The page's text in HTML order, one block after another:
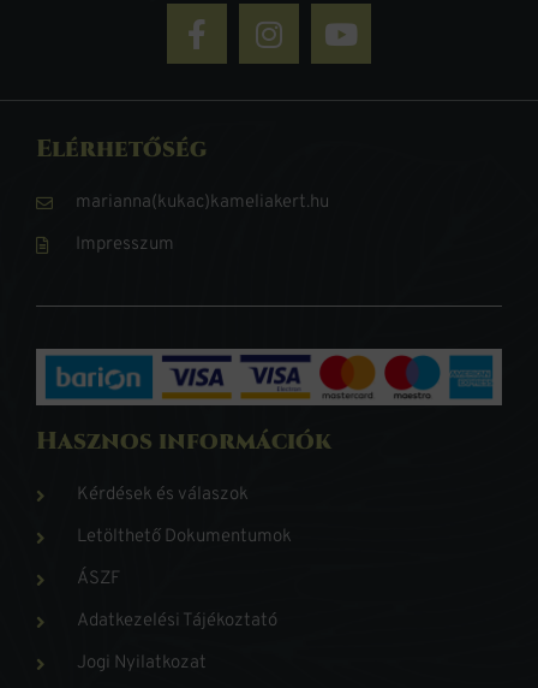
Elérhetőség
marianna(kukac)kameliakert.hu
Impresszum
Hasznos információk
Kérdések és válaszok
Letölthető Dokumentumok
ÁSZF
Adatkezelési Tájékoztató
Jogi Nyilatkozat